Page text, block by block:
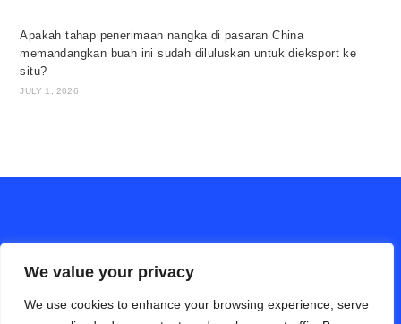
We value your privacy
We use cookies to enhance your browsing experience, serve
Apakah tahap penerimaan nangka di pasaran China
memandangkan buah ini sudah diluluskan untuk dieksport ke
situ?
JULY 1, 2026